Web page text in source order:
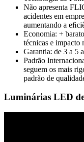
Não apresenta
acidentes em
aumentando a
Economia: +
técnicas e
Garantia: de 3 a 5
Padrão
seguem os mais
padrão de
Luminárias LED